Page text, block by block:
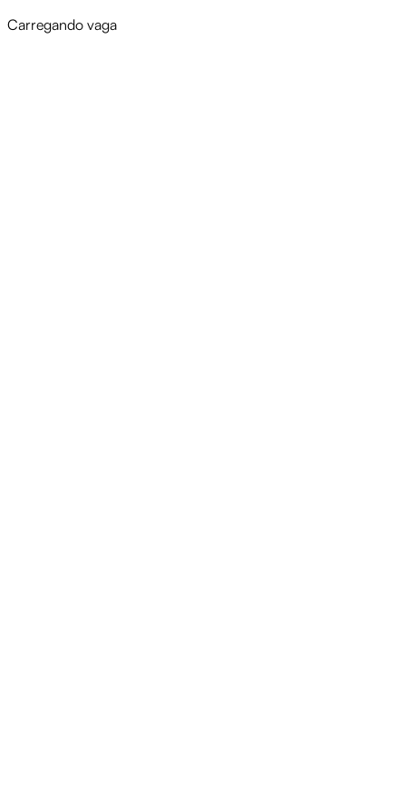
Carregando vaga